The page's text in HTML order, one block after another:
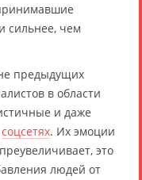
сильнее, чем
предыдущих
в области
и даже
соцсетях. Их эмоции
это
людей от